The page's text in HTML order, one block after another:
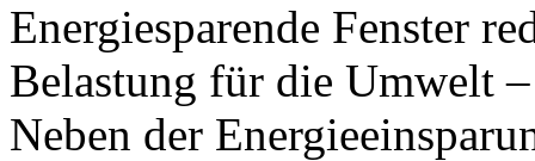
Energiesparende Fenster
Belastung für die Umwelt
Neben der